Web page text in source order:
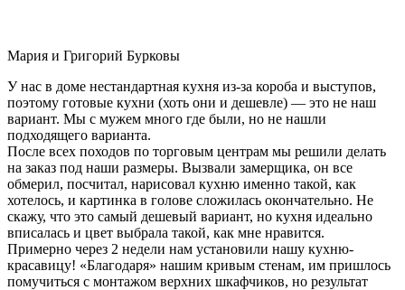
Мария и Григорий Бурковы
У нас в доме нестандартная кухня из-за короба и выступов,
поэтому готовые кухни (хоть они и дешевле) — это не наш
вариант. Мы с мужем много где были, но не нашли
подходящего варианта.
После всех походов по торговым центрам мы решили делать
на заказ под наши размеры. Вызвали замерщика, он все
обмерил, посчитал, нарисовал кухню именно такой, как
хотелось, и картинка в голове сложилась окончательно. Не
скажу, что это самый дешевый вариант, но кухня идеально
вписалась и цвет выбрала такой, как мне нравится.
Примерно через 2 недели нам установили нашу кухню-
красавицу! «Благодаря» нашим кривым стенам, им пришлось
помучиться с монтажом верхних шкафчиков, но результат